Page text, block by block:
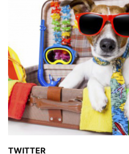
TWITTER